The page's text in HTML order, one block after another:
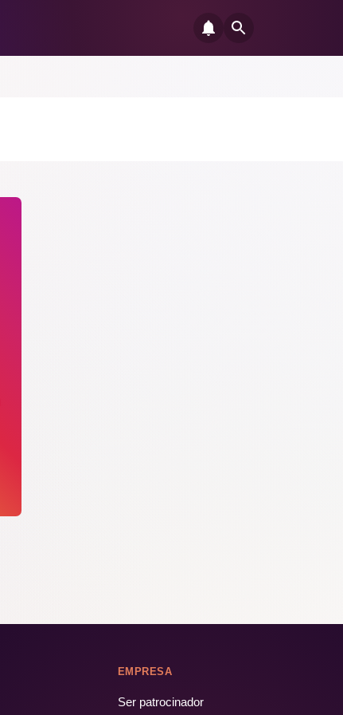
EMPRESA
Ser patrocinador